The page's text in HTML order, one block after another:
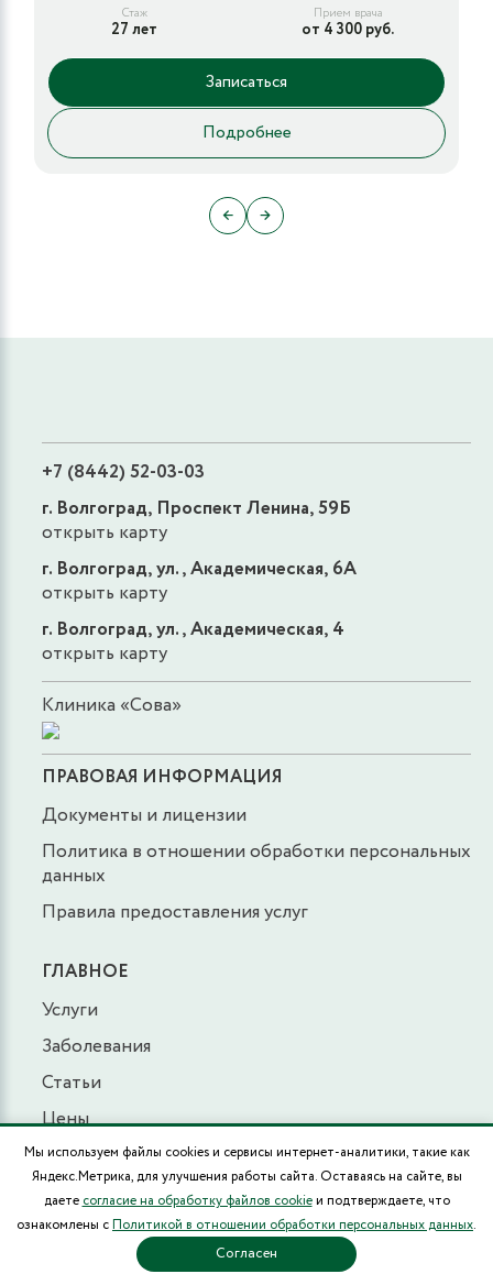
Стаж
27 лет
Прием врача
от 4 300 руб.
Записаться
Подробнее
← →
+7 (8442) 52-03-03
г. Волгоград, Проспект Ленина, 59Б
открыть карту
г. Волгоград, ул., Академическая, 6А
открыть карту
г. Волгоград, ул., Академическая, 4
открыть карту
Клиника «Сова»
ПРАВОВАЯ ИНФОРМАЦИЯ
Документы и лицензии
Политика в отношении обработки персональных
данных
Правила предоставления услуг
ГЛАВНОЕ
Услуги
Заболевания
Статьи
Цены
Акции
Отзывы
Новости
Онлайн консультация
Мы используем файлы cookies и сервисы интернет-аналитики, такие как
Яндекс.Метрика, для улучшения работы сайта. Оставаясь на сайте, вы
даете согласие на обработку файлов cookieи подтверждаете, что
ознакомлены сПолитикой в отношении обработки персональных данных.
Согласен